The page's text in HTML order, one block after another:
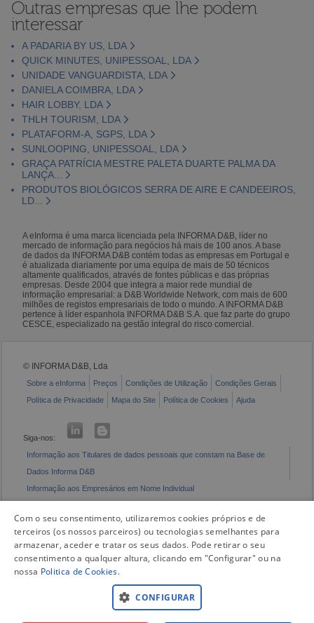
Outras empresas que lhe podem
interessar
A PADARIA BY US, LDA
QUICK MINUTES, UNIPESSOAL, LDA
UNIDADE VANGUARDISTA, LDA
DANIELA COIMBRA, LDA
HAIR LOBBY, LDA
THLH TOURISM, LDA
PLATAFORM-A, SGPS, LDA
SUNLOOPING, UNIPESSOAL, LDA
GRAÇA PATRÍCIA MESTRE PALETA DUARTE PALMA DA
LANÇA...
PRODUTOS BIOLÓGICOS SERRA DE AIRE E CANDEEIROS,
LD...
A eInforma é uma marca licenciada pela INFORMA D&B, líder no
mercado de informação para negócios há mais de 100 anos. A base
de dados da INFORMA D&B contém todas as empresas em Portugal e
é atualizada diariamente por uma equipa de mais de 50 técnicos
altamente qualificados, através de fontes públicas e das próprias
empresas. Desde 2004 que integra a maior rede mundial de
informação empresarial: a D&B Worldwide Network, com mais de 600
milhões de registos empresariais de todo o mundo. A INFORMA D&B
pertence à líder espanhola INFORMA D&B S.A. que faz parte do grupo
CESCE, especializado na gestão integral do risco comercial.
© INFORMA D&B, Lda
Sobre a eInforma Preços Condições de Utilização
Condições Gerais
Política de Privacidade
Mapa do Site Política de Cookies Ajuda
Siga-nos:
Informação aos Titulares de dados pessoais que constam na Base de
Dados Informa D&B
Informação aos Empresários em Nome Individual
Com o seu consentimento, utilizaremos cookies próprios e de
terceiros (os nossos parceiros) ou tecnologias semelhantes para
armazenar, aceder e tratar os seus dados. Pode retirar o seu
consentimento a qualquer altura, clicando em "Configurar" ou na
nossa Politica de Cookies.
CONFIGURAR